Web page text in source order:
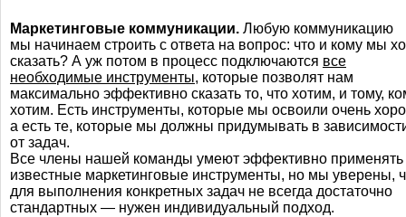
Маркетинговые коммуникации. Любую коммуникацию
мы начинаем строить с ответа на вопрос: что и кому мы
сказать? А уж потом в процесс подключаются все
необходимые инструменты, которые позволят нам
максимально эффективно сказать то, что хотим, и тому,
хотим. Есть инструменты, которые мы освоили очень
а есть те, которые мы должны придумывать в
от задач.
Все члены нашей команды умеют эффективно применять
известные маркетинговые инструменты, но мы уверены,
для выполнения конкретных задач не всегда достаточно
стандартных — нужен индивидуальный подход.